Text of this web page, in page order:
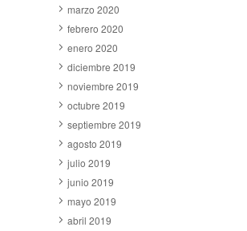
marzo 2020
febrero 2020
enero 2020
diciembre 2019
noviembre 2019
octubre 2019
septiembre 2019
agosto 2019
julio 2019
junio 2019
mayo 2019
abril 2019